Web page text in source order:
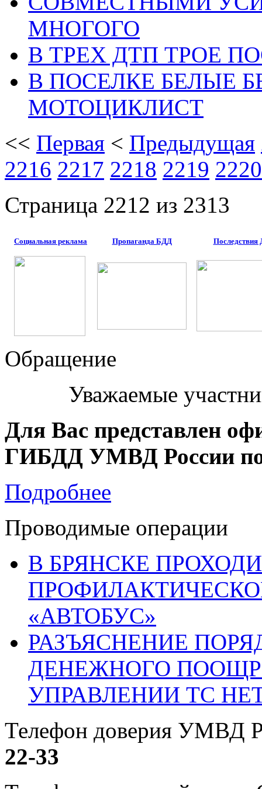
МНОГОГО
В ТРЕХ ДТП ТРОЕ
В ПОСЕЛКЕ БЕЛЫЕ
МОТОЦИКЛИСТ
<< Первая < Предыдущая
2216 2217 2218 2219 2220
Страница 2212 из 2313
Социальная реклама Пропаганда БДД
Обращение
Уважаемые
Для Вас представлен
ГИБДД УМВД России по
Подробнее
Проводимые операции
В БРЯНСКЕ
«АВТОБУС»
РАЗЪЯСНЕНИЕ
ДЕНЕЖНОГО
УПРАВЛЕНИИ ТС
Телефон доверия УМВД
22-33